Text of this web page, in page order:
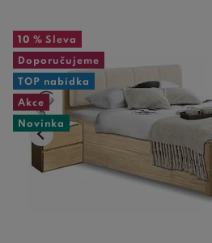
10 % Sleva
Doporučujeme
TOP nabídka
Akce
Novinka